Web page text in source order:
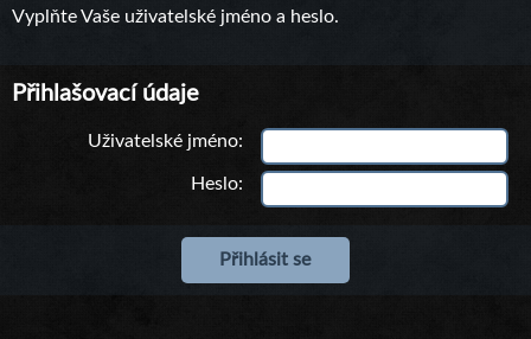
Vyplňte Vaše uživatelské jméno a heslo.
Přihlašovací údaje
Uživatelské jméno
Heslo